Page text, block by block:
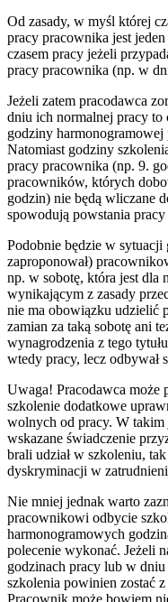
Od zasady, w myśl której
pracy pracownika jest
czasem pracy jeżeli
pracy pracownika (np. w
Jeżeli zatem pracodawca
dniu ich normalnej pracy to
godziny
Natomiast godziny
pracy pracownika (np. 9.
pracowników, których
godzin) nie będą wliczane
spowodują powstania
Podobnie będzie w sytuacji
zaproponował)
np. w sobotę, która jest dla
wynikającym z zasady
nie ma obowiązku udzielić
zamian za taką sobotę ani
wynagrodzenia z tego
wtedy pracy, lecz odbywał
Uwaga! Pracodawca może
szkolenie dodatkowe
wolnych od pracy. W
wskazane świadczenie
brali udział w szkoleniu,
dyskryminacji w
Nie mniej jednak warto
pracownikowi odbycie
harmonogramowych
polecenie wykonać. Jeżeli
godzinach pracy lub w
szkolenia powinien zostać